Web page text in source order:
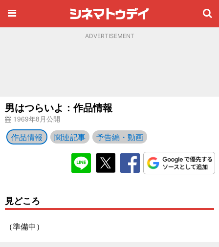
ADVERTISEMENT
男はつらいよ：作品情報
1969年8月公開
作品情報 関連記事 予告編・動画
見どころ
（準備中）